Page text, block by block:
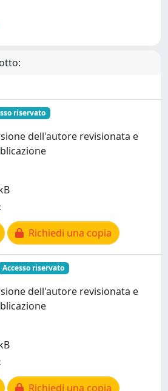
riservato
dell'autore revisionata e
Richiedi una copia
Accesso riservato
dell'autore revisionata e
Richiedi una copia